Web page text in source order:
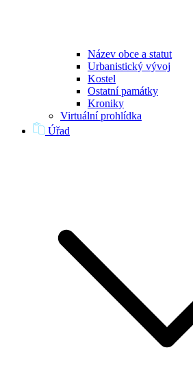
Název obce a statut
Urbanistický vývoj
Kostel
Ostatní památky
Kroniky
Virtuální prohlídka
Úřad